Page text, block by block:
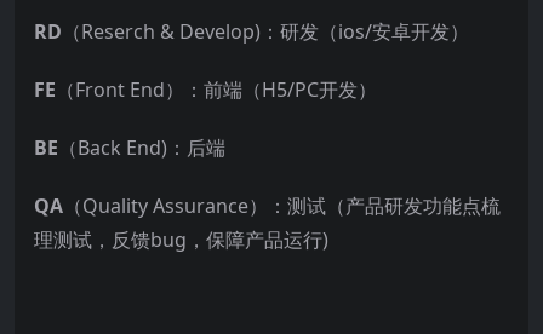
RD （Reserch & Develop)：研发（ios/安卓开发）
FE （Front End）：前端（H5/PC开发）
BE （Back End)：后端
QA （Quality Assurance）：测试（产品研发功能点梳
理测试，反馈bug，保障产品运行)